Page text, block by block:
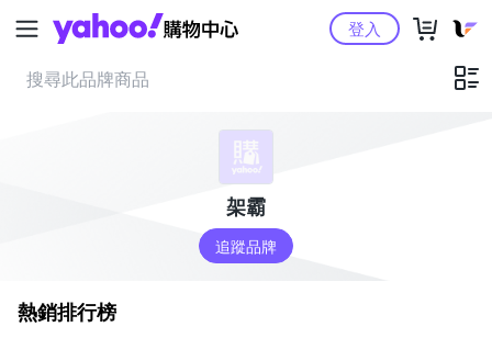
Yahoo購物中心登入
架霸
追蹤品牌
熱銷排行榜